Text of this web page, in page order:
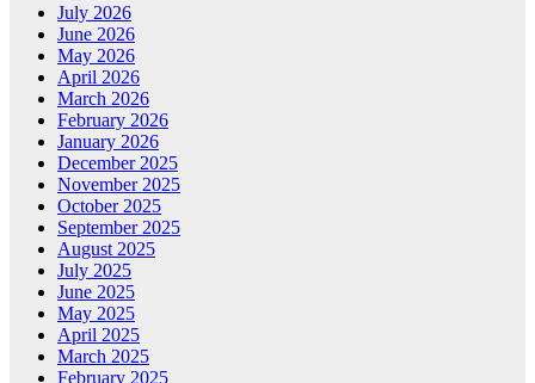
July 2026
June 2026
May 2026
April 2026
March 2026
February 2026
January 2026
December 2025
November 2025
October 2025
September 2025
August 2025
July 2025
June 2025
May 2025
April 2025
March 2025
February 2025